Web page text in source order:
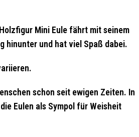
Mini Eule fährt mit seinem
hinunter und hat viel Spaß dabei.
schon seit ewigen Zeiten. In
Eulen als Sympol für Weisheit